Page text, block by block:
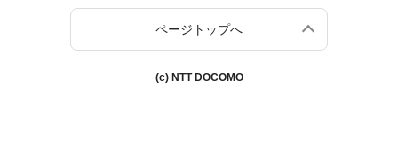
ページトップへ
(c) NTT DOCOMO